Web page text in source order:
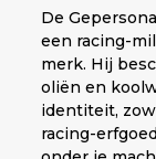
De
een racing-
merk. Hij
oliën en
identiteit,
racing-